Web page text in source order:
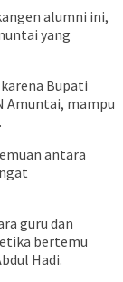
alumni ini,
yang
Bupati
Amuntai, mampu
antara
guru dan
bertemu
Hadi.